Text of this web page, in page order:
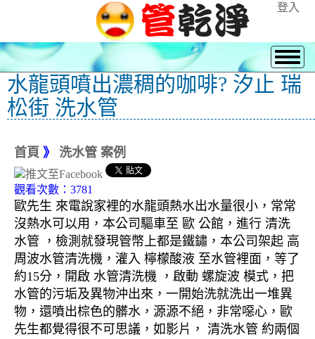
登入
水龍頭噴出濃稠的咖啡? 汐止 瑞
松街 洗水管
首頁 》 洗水管 案例
觀看次數：3781
歐先生 來電說家裡的水龍頭熱水出水量很小，常常
沒熱水可以用，本公司驅車至 歐 公館，進行 清洗
水管 ，檢測就發現管幣上都是鐵鏽，本公司架起 高
周波水管清洗機，灌入 檸檬酸液 至水管裡面，等了
約15分，開啟 水管清洗機 ，啟動 螺旋波 模式，把
水管的污垢及異物沖出來，一開始洗就洗出一堆異
物，還噴出棕色的髒水，源源不絕，非常噁心，歐
先生都覺得很不可思議，如影片， 清洗水管 約兩個